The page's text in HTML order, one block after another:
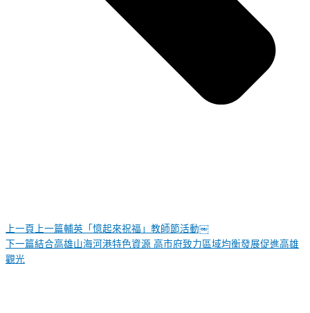
上一頁 上一篇輔英「憶起來祝福」教師節活動￼
下一篇結合高雄山海河港特色資源 高市府致力區域均衡發展促進高雄
觀光